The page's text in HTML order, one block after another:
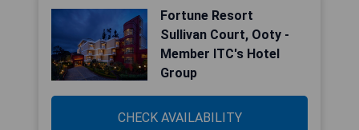
Fortune Resort
Sullivan Court, Ooty -
Member ITC's Hotel
Group
CHECK AVAILABILITY